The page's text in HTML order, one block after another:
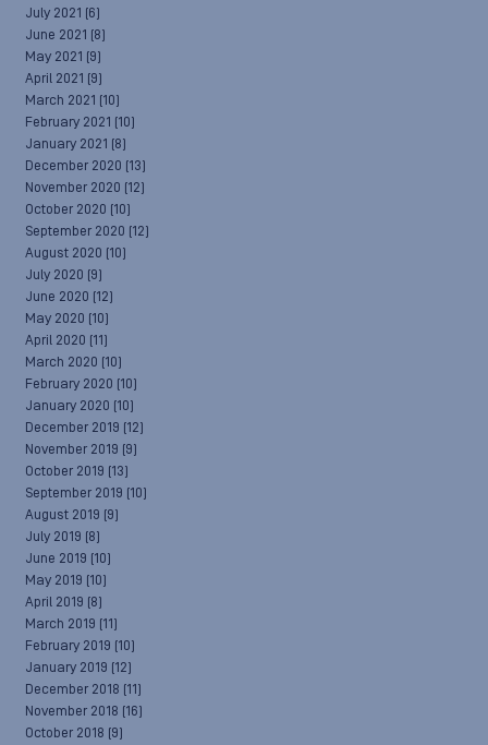
July 2021 (6)
June 2021 (8)
May 2021 (9)
April 2021 (9)
March 2021 (10)
February 2021 (10)
January 2021 (8)
December 2020 (13)
November 2020 (12)
October 2020 (10)
September 2020 (12)
August 2020 (10)
July 2020 (9)
June 2020 (12)
May 2020 (10)
April 2020 (11)
March 2020 (10)
February 2020 (10)
January 2020 (10)
December 2019 (12)
November 2019 (9)
October 2019 (13)
September 2019 (10)
August 2019 (9)
July 2019 (8)
June 2019 (10)
May 2019 (10)
April 2019 (8)
March 2019 (11)
February 2019 (10)
January 2019 (12)
December 2018 (11)
November 2018 (16)
October 2018 (9)